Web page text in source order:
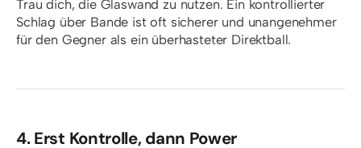
Trau dich, die Glaswand zu nutzen. Ein kontrollierter
Schlag über Bande ist oft sicherer und unangenehmer
für den Gegner als ein überhasteter Direktball.
4. Erst Kontrolle, dann Power